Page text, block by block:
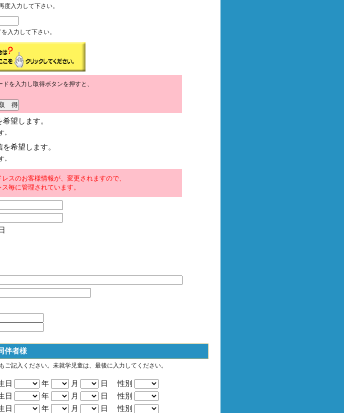
入力して下さい。
入力して下さい。
を入力し取得ボタンを押すと、
望します。
希望します。
スのお客様情報が、変更されますので、
に管理されています。
日
伴者様
記入ください。未就学児童は、最後に入力してください。
日 年 月
日 性別
日 年 月
日 性別
日 年 月
日 性別